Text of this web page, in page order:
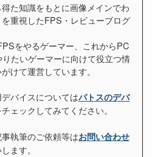
た知識をもとに画像メインでわ
重視したFPS・レビューブログ
をやるゲーマー、これからPC
たいゲーマーに向けて役立つ情
けて運営しています。
バイスについてはパトスのデバ
ェックしてみてください。
執筆のご依頼等はお問い合わせ
ます。